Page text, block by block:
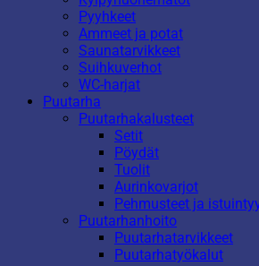
Pyyhkeet
Ammeet ja potat
Saunatarvikkeet
Suihkuverhot
WC-harjat
Puutarha
Puutarhakalusteet
Setit
Pöydät
Tuolit
Aurinkovarjot
Pehmusteet ja
Puutarhanhoito
Puutarhatarvikkeet
Puutarhatyökalut